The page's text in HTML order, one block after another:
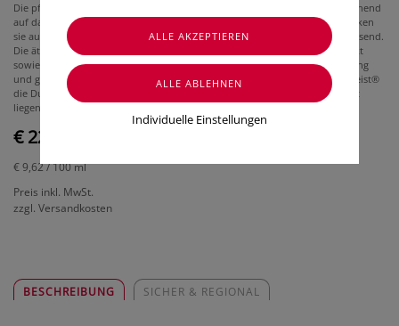
Die pflanzlichen Arzneistoffe in Klosterfrau Melissengeist® wirken ausgleichend
auf das vegetative Nervensystem; bei psychovegetativen Beschwerden wirken
sie auf Nerven, Magen und Darm beruhigend, entspannend bzw. krampflösend.
Die ätherischen Öle wirken vorbeugend bei Erkältung und grippalem Infekt
sowie als unterstützende Maßnahme bei Beschwerden infolge von Erkältung
und grippalem Infekt. Äußerlich angewandt fördert Klosterfrau Melissengeist®
die Durchblutung, lindert den Schmerz und entkrampft die unter der Haut
liegende Muskulatur.
€ 22,60
€ 9,62/ 100 ml
Preis inkl. MwSt.
zzgl. Versandkosten
BESCHREIBUNG SICHER & REGIONAL
Individuelle Einstellungen